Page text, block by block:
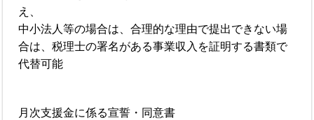
え、
中小法人等の場合は、合理的な理由で提出できない場
合は、税理士の署名がある事業収入を証明する書類で
代替可能
月次支援金に係る宣誓・同意書